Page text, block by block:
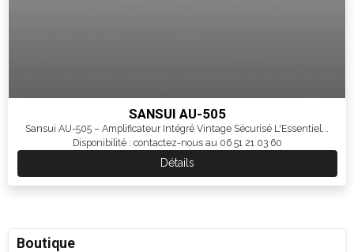
SANSUI AU-505
Sansui AU-505 – Amplificateur Intégré Vintage Sécurisé L'Essentiel...
Disponibilité : contactez-nous au 06 51 21 03 60
Détails
Boutique